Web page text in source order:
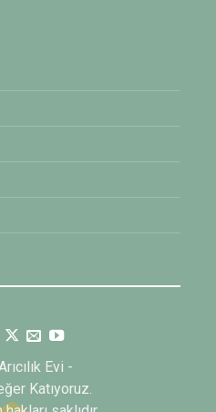
Evi -
Katıyoruz.